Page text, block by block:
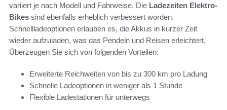
variiert je nach Modell und Fahrweise. Die Ladezeiten Elektro-
Bikes sind ebenfalls erheblich verbessert worden.
Schnellladeoptionen erlauben es, die Akkus in kurzer Zeit
wieder aufzuladen, was das Pendeln und Reisen erleichtert.
Überzeugen Sie sich von folgenden Vorteilen:
Erweiterte Reichweiten von bis zu 300 km pro Ladung
Schnelle Ladeoptionen in weniger als 1 Stunde
Flexible Ladestationen für unterwegs